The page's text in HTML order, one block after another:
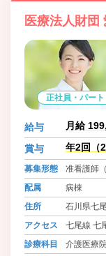
医療法人財団
正社員・パート
給与 月給
賞与 年2回（
募集形態
准看護師
配属
病棟
住所
石川県七
アクセス
七尾線 七
診療科目
介護医療